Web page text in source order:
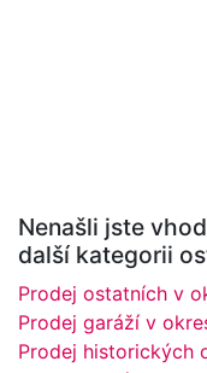
Nenašli jste
další kategorii
Prodej ostatních v
Prodej garáží v
Prodej historických